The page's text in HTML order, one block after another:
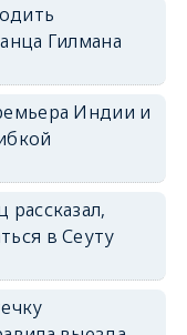
Гилмана
Индии и
в Сеуту